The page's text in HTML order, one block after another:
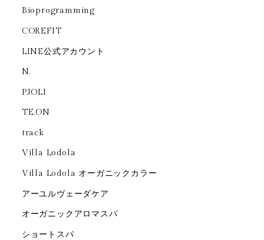
Bioprogramming
COREFIT
LINE公式アカウント
N.
PJOLI
TE.ON
track
Villa Lodola
Villa Lodola オーガニックカラー
アーユルヴェーダケア
オーガニックアロマスパ
ショートスパ